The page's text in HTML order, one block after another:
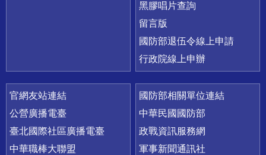
黑膠唱片查詢
留言版
國防部退伍令線上申請
行政院線上申辦
官網友站連結
公營廣播電臺
臺北國際社區廣播電臺
中華職棒大聯盟
國防部相關單位連結
中華民國國防部
政戰資訊服務網
軍事新聞通訊社